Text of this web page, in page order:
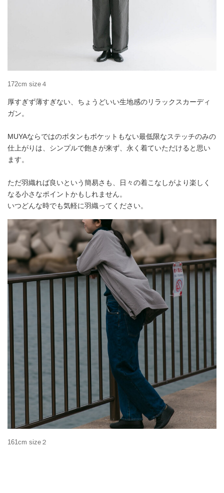
172cm size４
厚すぎず薄すぎない、ちょうどいい生地感のリラックスカーディ
ガン。
MUYAならではのボタンもポケットもない最低限なステッチのみの
仕上がりは、シンプルで飽きが来ず、永く着ていただけると思い
ます。
ただ羽織れば良いという簡易さも、日々の着こなしがより楽しく
なる小さなポイントかもしれません。
いつどんな時でも気軽に羽織ってください。
161cm size２